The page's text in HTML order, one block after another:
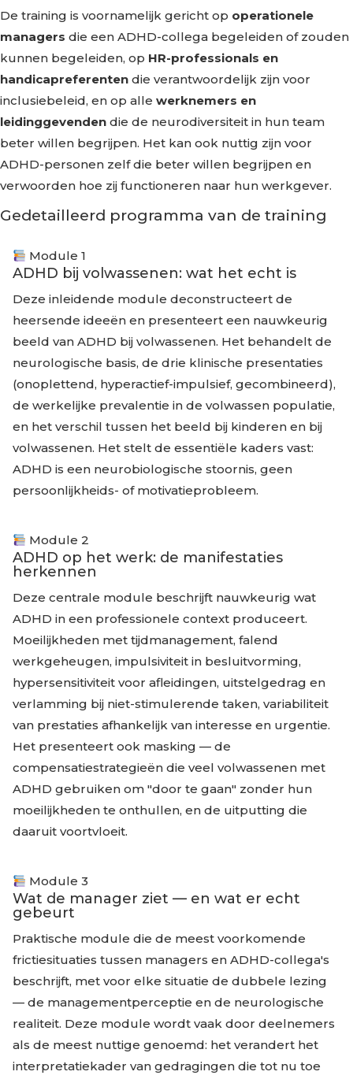
De training is voornamelijk gericht op operationele
managers die een ADHD-collega begeleiden of zouden
kunnen begeleiden, op HR-professionals en
handicapreferenten die verantwoordelijk zijn voor
inclusiebeleid, en op alle werknemers en
leidinggevenden die de neurodiversiteit in hun team
beter willen begrijpen. Het kan ook nuttig zijn voor
ADHD-personen zelf die beter willen begrijpen en
verwoorden hoe zij functioneren naar hun werkgever.
Gedetailleerd programma van de training
Module 1
ADHD bij volwassenen: wat het echt is
Deze inleidende module deconstructeert de
heersende ideeën en presenteert een nauwkeurig
beeld van ADHD bij volwassenen. Het behandelt de
neurologische basis, de drie klinische presentaties
(onoplettend, hyperactief-impulsief, gecombineerd),
de werkelijke prevalentie in de volwassen populatie,
en het verschil tussen het beeld bij kinderen en bij
volwassenen. Het stelt de essentiële kaders vast:
ADHD is een neurobiologische stoornis, geen
persoonlijkheids- of motivatieprobleem.
Module 2
ADHD op het werk: de manifestaties
herkennen
Deze centrale module beschrijft nauwkeurig wat
ADHD in een professionele context produceert.
Moeilijkheden met tijdmanagement, falend
werkgeheugen, impulsiviteit in besluitvorming,
hypersensitiviteit voor afleidingen, uitstelgedrag en
verlamming bij niet-stimulerende taken, variabiliteit
van prestaties afhankelijk van interesse en urgentie.
Het presenteert ook masking — de
compensatiestrategieën die veel volwassenen met
ADHD gebruiken om "door te gaan" zonder hun
moeilijkheden te onthullen, en de uitputting die
daaruit voortvloeit.
Module 3
Wat de manager ziet — en wat er echt
gebeurt
Praktische module die de meest voorkomende
frictiesituaties tussen managers en ADHD-collega's
beschrijft, met voor elke situatie de dubbele lezing
— de managementperceptie en de neurologische
realiteit. Deze module wordt vaak door deelnemers
als de meest nuttige genoemd: het verandert het
interpretatiekader van gedragingen die tot nu toe